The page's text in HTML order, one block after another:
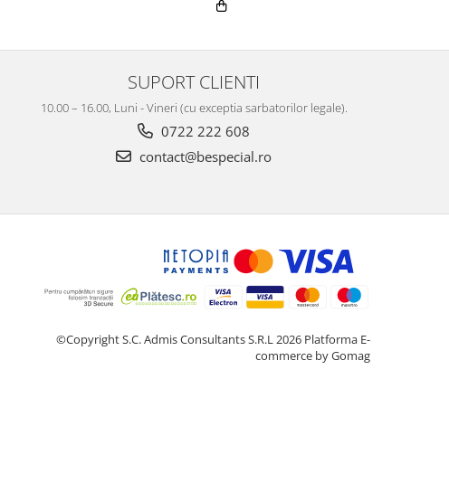
SUPORT CLIENTI
10.00 – 16.00, Luni - Vineri (cu exceptia sarbatorilor legale).
0722 222 608
contact@bespecial.ro
©Copyright S.C. Admis Consultants S.R.L 2026 Platforma E-
commerce by Gomag